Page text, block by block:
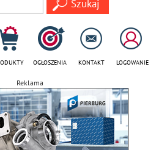
OGŁOSZENIA KONTAKT LOGOWANIE
Reklama